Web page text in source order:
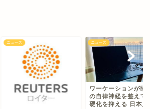
ニュース ニュース
ワーケーションが睡
の自律神経を整えて
硬化を抑える 日本